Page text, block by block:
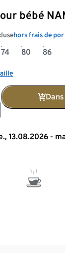
bébé
hors frais de
74 80 86
13.08.2026 -